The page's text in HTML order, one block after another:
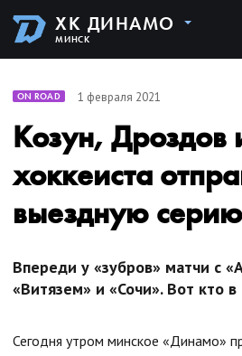
ХК ДИНАМО
МИНСК
ON ROAD 1 февраля 2021
Козун, Дроздов
хоккеиста
выездную серию
Впереди у «зубров» матчи с
«Витязем» и «Сочи». Вот кто
Сегодня утром минское «Динамо»